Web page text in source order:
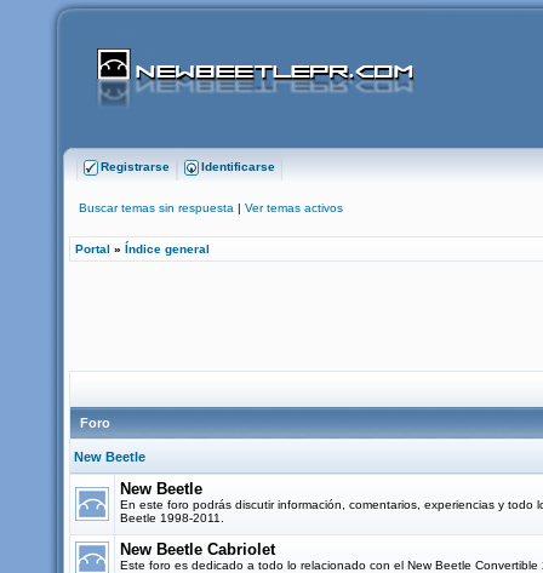
Registrarse Identificarse
Buscar temas sin respuesta | Ver temas activos
Portal » Índice general
Foro
New Beetle
New Beetle
En este foro podrás discutir información, comentarios, experiencias y todo
Beetle 1998-2011.
New Beetle Cabriolet
Este foro es dedicado a todo lo relacionado con el New Beetle Convertible